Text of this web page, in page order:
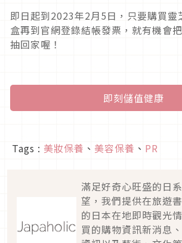
即日起到2023年2月5日，只要購買靈
盒再到官網登錄結帳發票，就有機會
抽回家喔！
即刻儲值健康
Tags : 美妝保養 、 美容保養 、 PR
滿足好奇心旺盛的日
望，我們提供在旅遊
的日本在地即時觀光
買的購物資訊新消息